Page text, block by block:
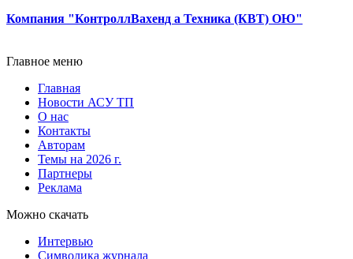
Компания "КонтроллВахенд а Техника (КВТ) ОЮ"
Главное меню
Главная
Новости АСУ ТП
О нас
Контакты
Авторам
Темы на 2026 г.
Партнеры
Реклама
Можно скачать
Интервью
Символика журнала